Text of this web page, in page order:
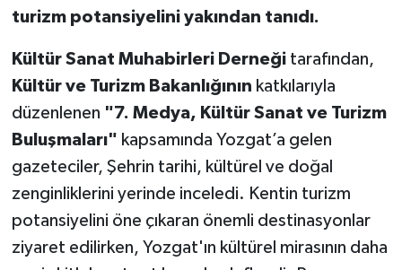
turizm potansiyelini yakından tanıdı.
Kültür Sanat Muhabirleri Derneğitarafından,
Kültür ve Turizm Bakanlığının katkılarıyla
düzenlenen "7. Medya, Kültür Sanat ve Turizm
Buluşmaları" kapsamında Yozgat’a gelen
gazeteciler, Şehrin tarihi, kültürel ve doğal
zenginliklerini yerinde inceledi. Kentin turizm
potansiyelini öne çıkaran önemli destinasyonlar
ziyaret edilirken, Yozgat'ın kültürel mirasının daha